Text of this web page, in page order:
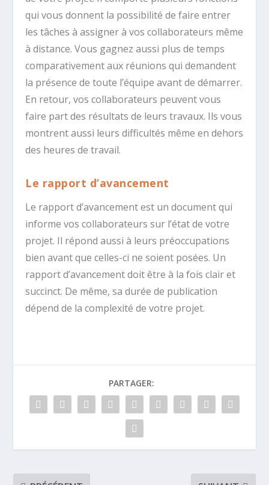
qui vous donnent la possibilité de faire entrer
les tâches à assigner à vos collaborateurs même
à distance. Vous gagnez aussi plus de temps
comparativement aux réunions qui demandent
la présence de toute l’équipe avant de démarrer.
En retour, vos collaborateurs peuvent vous
faire part des résultats de leurs travaux. Ils vous
montrent aussi leurs difficultés même en dehors
des heures de travail.
Le rapport d’avancement
Le rapport d’avancement est un document qui
informe vos collaborateurs sur l’état de votre
projet. Il répond aussi à leurs préoccupations
bien avant que celles-ci ne soient posées. Un
rapport d’avancement doit être à la fois clair et
succinct. De même, sa durée de publication
dépend de la complexité de votre projet.
PARTAGER: